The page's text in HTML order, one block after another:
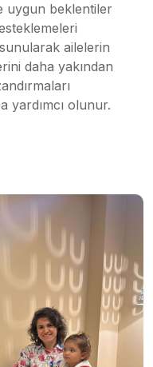
uygun beklentiler
ailelerin
daha yakından
yardımcı olunur.